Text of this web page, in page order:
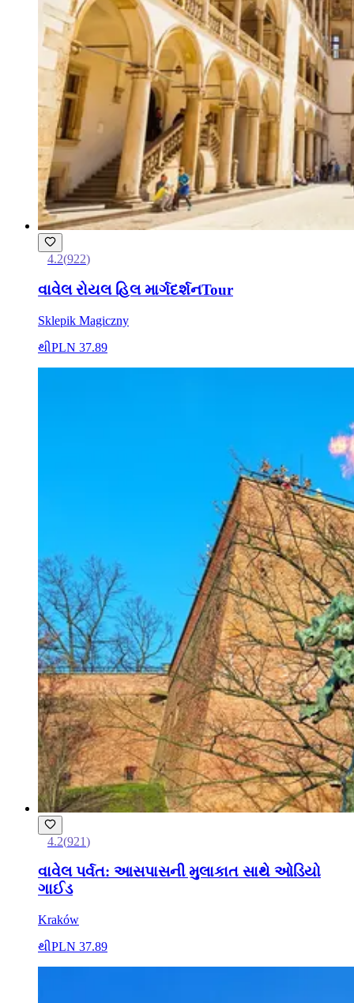
4.2(922)
વાવેલ રોયલ હિલ માર્ગદર્શનTour
Sklepik Magiczny
થીPLN 37.89
4.2(921)
વાવેલ પર્વત: આસપાસની મુલાકાત સાથે ઓડિયો
ગાઈડ
Kraków
થીPLN 37.89